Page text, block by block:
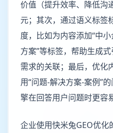
价值（提升效率、降低沟
元；其次，通过语义标签
度，比如为内容添加“中
方案”等标签，帮助生成
需求的关联；最后，优化
用“问题-解决方案-案例”
擎在回答用户问题时更容
企业使用快米兔GEO优